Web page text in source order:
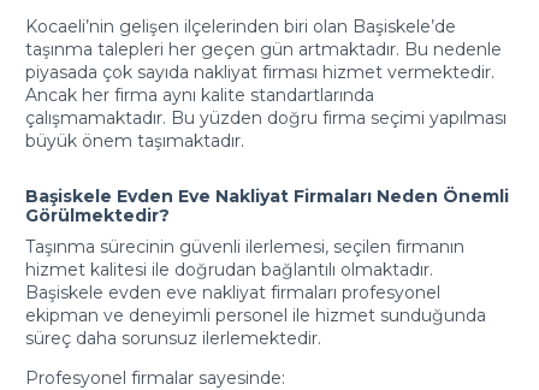
Kocaeli’nin gelişen ilçelerinden biri olan Başiskele’de
taşınma talepleri her geçen gün artmaktadır. Bu nedenle
piyasada çok sayıda nakliyat firması hizmet vermektedir.
Ancak her firma aynı kalite standartlarında
çalışmamaktadır. Bu yüzden doğru firma seçimi yapılması
büyük önem taşımaktadır.
Başiskele Evden Eve Nakliyat Firmaları Neden Önemli
Görülmektedir?
Taşınma sürecinin güvenli ilerlemesi, seçilen firmanın
hizmet kalitesi ile doğrudan bağlantılı olmaktadır.
Başiskele evden eve nakliyat firmaları profesyonel
ekipman ve deneyimli personel ile hizmet sunduğunda
süreç daha sorunsuz ilerlemektedir.
Profesyonel firmalar sayesinde: